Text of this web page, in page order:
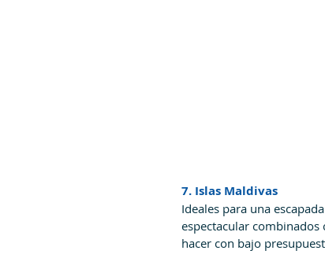
7. Islas Maldivas
Ideales para una
espectacular
hacer con bajo